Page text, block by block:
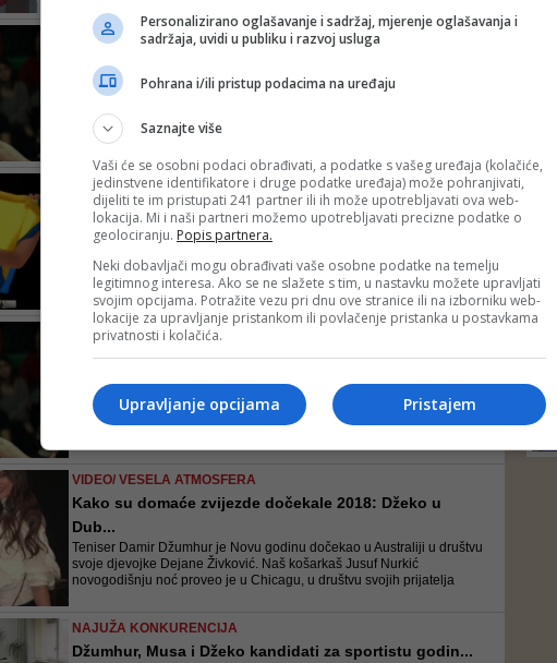
O USPJEHU EVROPSKIH IGRAČA U NBA LIGI
Povod snimanja je priča koju je američki redatelj osmislio, a tiče se
odlaska i uspjeha Evropskih igrača u NBA ligi, koji dolaze iz malih
sredina, za koje većina Amerikanaca nikad nisu čuli
VELIKI USPJEH MLADOG BH. KOŠARKAŠA
Džanan Musa proglašen najboljim mladim igračem
ABA...
ABA lige
JEDAN OD NAJBOLJIH BH. KOŠARKAŠA
Džanan Musa dobio državljanstvo Hrvatske: Da li će...
parketima, tako da mi je drago što sam to ostvario - rekao je Musa
VIDEO/ VESELA ATMOSFERA
Kako su domaće zvijezde dočekale 2018: Džeko u
Dub...
Teniser Damir Džumhur je Novu godinu dočekao u Australiji u društvu
svoje djevojke Dejane Živković. Naš košarkaš Jusuf Nurkić
novogodišnju noć proveo je u Chicagu, u društvu svojih prijatelja
NAJUŽA KONKURENCIJA
Džumhur, Musa i Džeko kandidati za sportistu godin...
Personalizirano oglašavanje i sadržaj, mjerenje oglašavanja i
sadržaja, uvidi u publiku i razvoj usluga
Pohrana i/ili pristup podacima na uređaju
Saznajte više
Vaši će se osobni podaci obrađivati, a podatke s vašeg uređaja (kolačiće,
jedinstvene identifikatore i druge podatke uređaja) može pohranjivati,
dijeliti te im pristupati 241 partner ili ih može upotrebljavati ova web-
lokacija. Mi i naši partneri možemo upotrebljavati precizne podatke o
geolociranju. Popis partnera.
Neki dobavljači mogu obrađivati vaše osobne podatke na temelju
legitimnog interesa. Ako se ne slažete s tim, u nastavku možete upravljati
svojim opcijama. Potražite vezu pri dnu ove stranice ili na izborniku web-
lokacije za upravljanje pristankom ili povlačenje pristanka u postavkama
privatnosti i kolačića.
Pristajem
Upravljanje opcijama